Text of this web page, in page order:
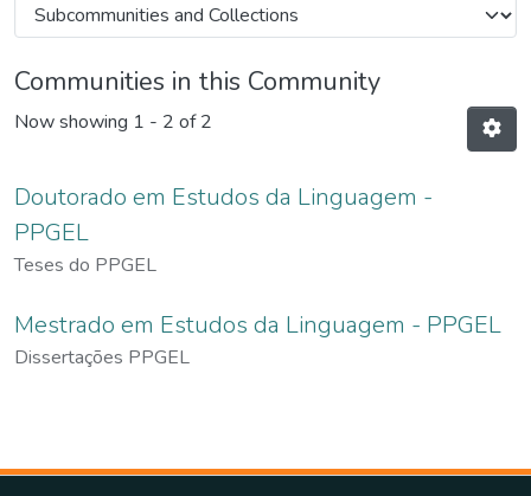
Communities in this Community
Now showing 1 - 2 of 2
Doutorado em Estudos da Linguagem -
PPGEL
Teses do PPGEL
Mestrado em Estudos da Linguagem - PPGEL
Dissertações PPGEL